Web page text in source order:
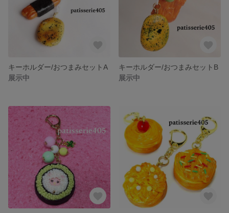
キーホルダー/おつまみセットA
展示中
キーホルダー/おつまみセットB
展示中